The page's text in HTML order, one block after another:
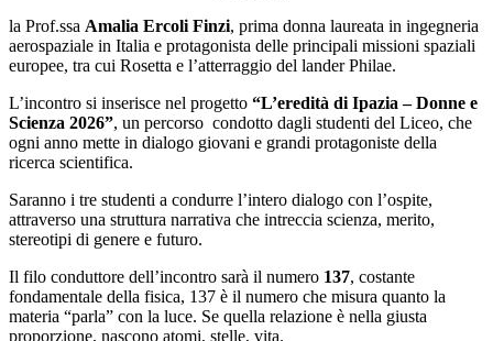
la Prof.ssa Amalia Ercoli Finzi, prima donna laureata in ingegneria
aerospaziale in Italia e protagonista delle principali missioni spaziali
europee, tra cui Rosetta e l’atterraggio del lander Philae.
L’incontro si inserisce nel progetto “L’eredità di Ipazia – Donne e
Scienza 2026”, un percorso condotto dagli studenti del Liceo, che
ogni anno mette in dialogo giovani e grandi protagoniste della
ricerca scientifica.
Saranno i tre studenti a condurre l’intero dialogo con l’ospite,
attraverso una struttura narrativa che intreccia scienza, merito,
stereotipi di genere e futuro.
Il filo conduttore dell’incontro sarà il numero 137, costante
fondamentale della fisica, 137 è il numero che misura quanto la
materia “parla” con la luce. Se quella relazione è nella giusta
proporzione, nascono atomi, stelle, vita.